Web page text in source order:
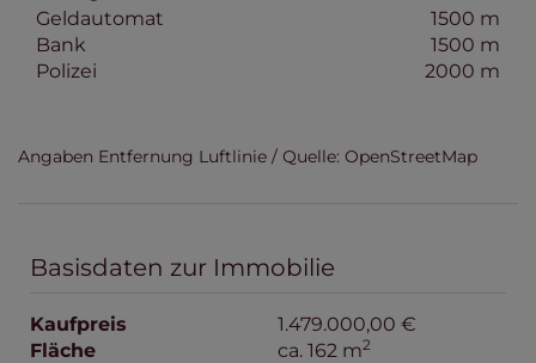
Geldautomat
1500 m
Bank
1500 m
Polizei
2000 m
Angaben Entfernung Luftlinie / Quelle: OpenStreetMap
Basisdaten zur Immobilie
Kaufpreis
1.479.000,00 €
Fläche
ca. 162 m2